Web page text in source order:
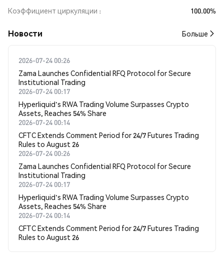
Коэффициент циркуляции
100.00%
Новости Больше
2026-07-24 00:26
Zama Launches Confidential RFQ Protocol for Secure
Institutional Trading
2026-07-24 00:17
Hyperliquid's RWA Trading Volume Surpasses Crypto
Assets, Reaches 54% Share
2026-07-24 00:14
CFTC Extends Comment Period for 24/7 Futures Trading
Rules to August 26
2026-07-24 00:26
Zama Launches Confidential RFQ Protocol for Secure
Institutional Trading
2026-07-24 00:17
Hyperliquid's RWA Trading Volume Surpasses Crypto
Assets, Reaches 54% Share
2026-07-24 00:14
CFTC Extends Comment Period for 24/7 Futures Trading
Rules to August 26